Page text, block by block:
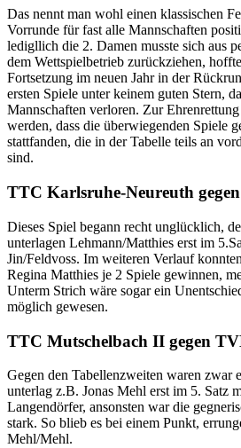
Das nennt man wohl einen klassischen
Vorrunde für fast alle Mannschaften
ledigllich die 2. Damen musste sich aus
dem Wettspielbetrieb zurückziehen,
Fortsetzung im neuen Jahr in der
ersten Spiele unter keinem guten Stern,
Mannschaften verloren. Zur
werden, dass die überwiegenden Spiele
stattfanden, die in der Tabelle teils an
sind.
TTC Karlsruhe-Neureuth
Dieses Spiel begann recht unglücklich,
unterlagen Lehmann/Matthies erst im
Jin/Feldvoss. Im weiteren Verlauf
Regina Matthies je 2 Spiele gewinnen,
Unterm Strich wäre sogar ein
möglich gewesen.
TTC Mutschelbach II gegen
Gegen den Tabellenzweiten waren zwar
unterlag z.B. Jonas Mehl erst im 5. Satz
Langendörfer, ansonsten war die
stark. So blieb es bei einem Punkt,
Mehl/Mehl.